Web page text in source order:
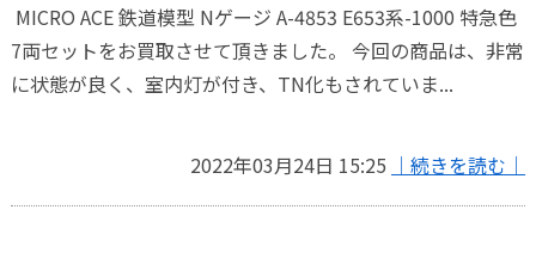
MICRO ACE 鉄道模型 Nゲージ A-4853 E653系-1000 特急色
7両セットをお買取させて頂きました。 今回の商品は、非常
に状態が良く、室内灯が付き、TN化もされていま...
2022年03月24日 15:25 ｜続きを読む｜